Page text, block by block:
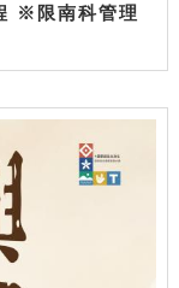
※限南科管理